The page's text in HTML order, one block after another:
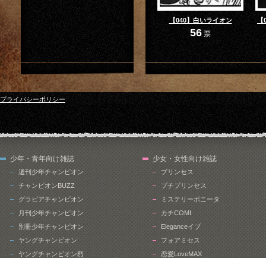
【040】白いライオン
56 票
プライバシーポリシー
少年・青年向け雑誌
週刊少年チャンピオン
チャンピオンBUZZ
グラビアチャンピオン
月刊少年チャンピオン
別冊少年チャンピオン
ヤングチャンピオン
ヤングチャンピオン烈
少女・女性向け雑誌
プリンセス
プチプリンセス
ミステリーボニータ
カチCOMI
Eleganceイブ
フォアミセス
恋愛LoveMAX